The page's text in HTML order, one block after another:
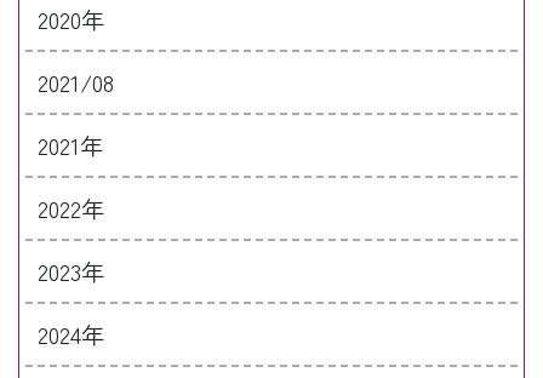
2020年
2021/08
2021年
2022年
2023年
2024年